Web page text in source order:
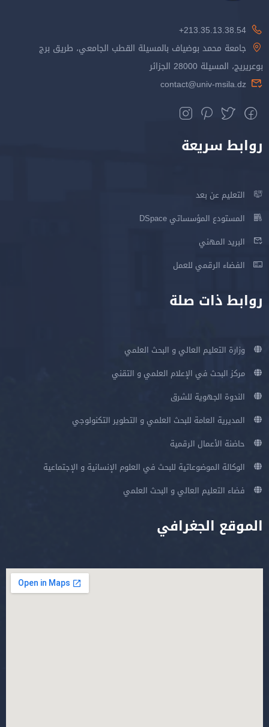
213.35.13.38.54+
جامعة محمد بوضياف بالمسيلة القطب الجامعي، طريق برج
بوعريريج، المسيلة 28000 الجزائر
contact@univ-msila.dz
روابط سريعة
التعليم عن بعد
المستودع المؤسساتي DSpace
البريد المهني
الفضاء الرقمي للعمل
روابط ذات صلة
وزارة التعليم العالي و البحث العلمي
مركز البحث في الإعلام العلمي و التقني
الندوة الجهوية للشرق
المديرية العامة للبحث العلمي و التطوير التكنولوجي
حاضنة الأعمال الرقمية
الوكالة الموضوعاتية للبحث في العلوم الإنسانية و الإجتماعية
فضاء التعليم العالي و البحث العلمي
الموقع الجغرافي